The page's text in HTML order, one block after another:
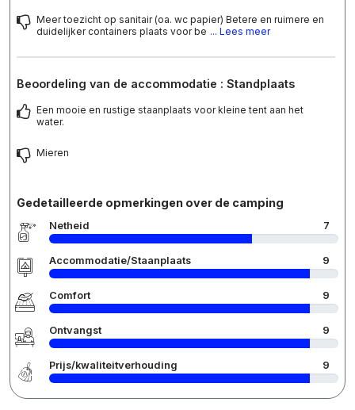
Meer toezicht op sanitair (oa. wc papier) Betere en ruimere en
duidelijker containers plaats voor be ... Lees meer
Beoordeling van de accommodatie : Standplaats
Een mooie en rustige staanplaats voor kleine tent aan het
water.
Mieren
Gedetailleerde opmerkingen over de camping
Netheid 7
Accommodatie/Staanplaats 9
Comfort 9
Ontvangst 9
Prijs/kwaliteitverhouding 9